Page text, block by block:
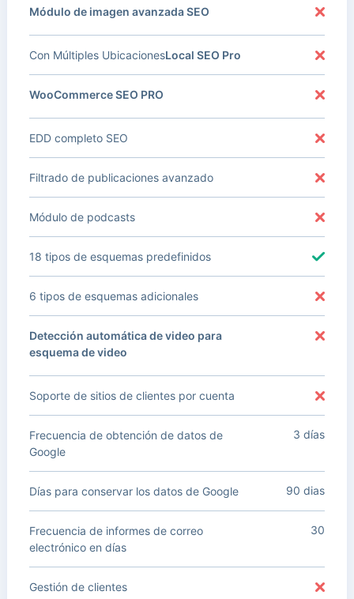
Módulo de imagen avanzada SEO
Local SEO Pro
Con Múltiples Ubicaciones
WooCommerce SEO PRO
EDD completo SEO
Filtrado de publicaciones avanzado
Módulo de podcasts
18 tipos de esquemas predefinidos
6 tipos de esquemas adicionales
Detección automática de video para
esquema de video
Soporte de sitios de clientes por cuenta
Frecuencia de obtención de datos de
Google
3 días
Días para conservar los datos de Google 90 dias
Frecuencia de informes de correo
electrónico en días
30
Gestión de clientes